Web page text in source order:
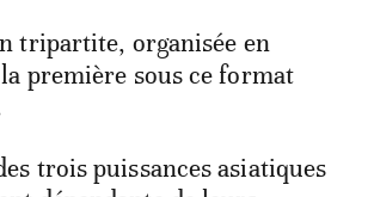
tripartite, organisée en
première sous ce format
trois puissances asiatiques